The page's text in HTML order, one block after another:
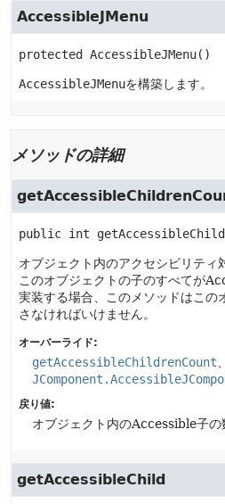
AccessibleJMenu
protected AccessibleJMenu()
AccessibleJMenuを構築します。
メソッドの詳細
public int
オブジェクト内のアクセシビリティ
このオブジェクトの子のすべてが
実装する場合、このメソッドはこの
さなければいけません。
オーバーライド:
getAccessibleChildrenCount
戻り値:
オブジェクト内のAccessible子の
getAccessibleChild